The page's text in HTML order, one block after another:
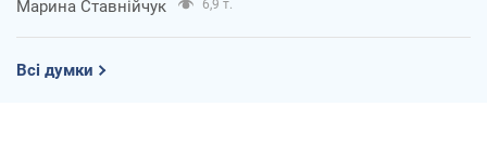
Марина Ставнійчук 6,9 т.
Всі думки